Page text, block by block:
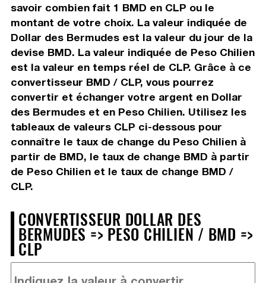
savoir combien fait 1 BMD en CLP ou le
montant de votre choix. La valeur indiquée de
Dollar des Bermudes est la valeur du jour de la
devise BMD. La valeur indiquée de Peso Chilien
est la valeur en temps réel de CLP. Grâce à ce
convertisseur BMD / CLP, vous pourrez
convertir et échanger votre argent en Dollar
des Bermudes et en Peso Chilien. Utilisez les
tableaux de valeurs CLP ci-dessous pour
connaître le taux de change du Peso Chilien à
partir de BMD, le taux de change BMD à partir
de Peso Chilien et le taux de change BMD /
CLP.
CONVERTISSEUR DOLLAR DES
BERMUDES => PESO CHILIEN / BMD =>
CLP